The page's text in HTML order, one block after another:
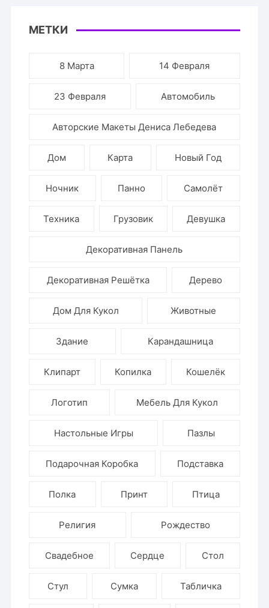
МЕТКИ
8 Марта 14 Февраля
23 Февраля Автомобиль
Авторские Макеты Дениса Лебедева
Дом Карта Новый Год
Ночник Панно Самолёт
Техника Грузовик Девушка
Декоративная Панель
Декоративная Решётка Дерево
Дом Для Кукол Животные
Здание Карандашница
Клипарт Копилка Кошелёк
Логотип Мебель Для Кукол
Настольные Игры Пазлы
Подарочная Коробка Подставка
Полка Принт Птица
Религия Рождество
Свадебное Сердце Стол
Стул Сумка Табличка